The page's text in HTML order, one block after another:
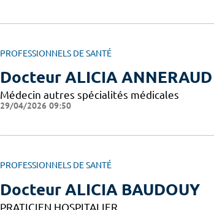
PROFESSIONNELS DE SANTÉ
Docteur ALICIA ANNERAUD
Médecin autres spécialités médicales
29/04/2026 09:50
PROFESSIONNELS DE SANTÉ
Docteur ALICIA BAUDOUY
PRATICIEN HOSPITALIER